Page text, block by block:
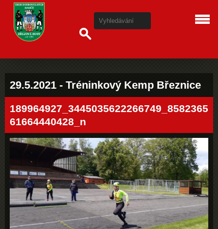
29.5.2021 - Tréninkový Kemp Březnice
189964927_3445035622266749_8582365
61664440428_n